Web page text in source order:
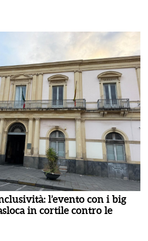
l’evento con i big
in cortile contro le